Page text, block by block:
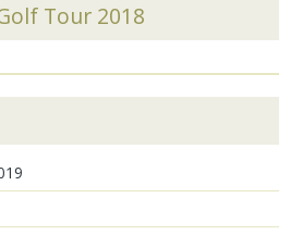
Tour 2018